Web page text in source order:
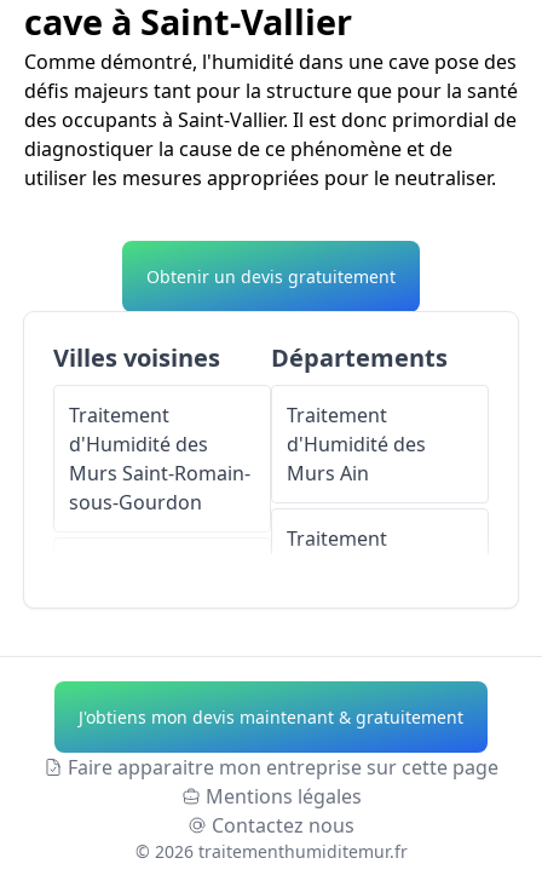
cave à Saint-Vallier
Comme démontré, l'humidité dans une cave pose des
défis majeurs tant pour la structure que pour la santé
des occupants à Saint-Vallier. Il est donc primordial de
diagnostiquer la cause de ce phénomène et de
utiliser les mesures appropriées pour le neutraliser.
Obtenir un devis gratuitement
Villes voisines
Traitement
d'Humidité des
Murs Saint-Romain-
sous-Gourdon
Traitement
d'Humidité des
MursMontceau-les-
Mines
Traitement
Départements
Traitement
d'Humidité des
Murs Ain
Traitement
Traitement
d'Humidité des
Murs Allier
Traitement
d'Humidité des
MursAlpes-de-
J'obtiens mon devis maintenant & gratuitement
Faire apparaitre mon entreprise sur cette page
Mentions légales
Contactez nous
© 2026 traitementhumiditemur.fr